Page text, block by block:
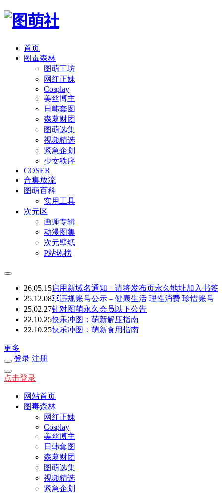
首页
图毒森林
图萌工坊
网红正妹
Cosplay
美丝博主
日韩套图
森萝财团
图萌选集
视频精选
紧急企划
少女秩序
COSER
合集放流
图萌百科
实用工具
次元区
画师专辑
动漫图集
次元壁纸
P站热榜
26.05.15启用新域名通知 – 请将发布页永久地址加入书签
25.12.08💥违规账号公示 – 健康生活 理性消费 珍惜账号
25.02.27针对图萌永久会员以下公告
22.10.25快乐冲图：萌新解压指南
22.10.25快乐冲图：萌新食用指南
更多
登录 注册
点击登录
网站首页
图毒森林
网红正妹
Cosplay
美丝博主
日韩套图
森萝财团
图萌选集
视频精选
紧急企划